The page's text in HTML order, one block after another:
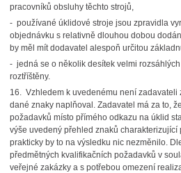
pracovníků obsluhy těchto strojů,
- používané úklidové stroje jsou zpravidla
objednávku s relativně dlouhou dobou
by měl mít dodavatel alespoň určitou
- jedná se o několik desítek velmi
roztříštěny.
16. Vzhledem k uvedenému není zadavateli
dané znaky naplňoval. Zadavatel má za to,
požadavků místo přímého odkazu na úklid
výše uvedený přehled znaků
prakticky by to na výsledku nic nezměnilo.
předmětných kvalifikačních požadavků v
veřejné zakázky a s potřebou omezení